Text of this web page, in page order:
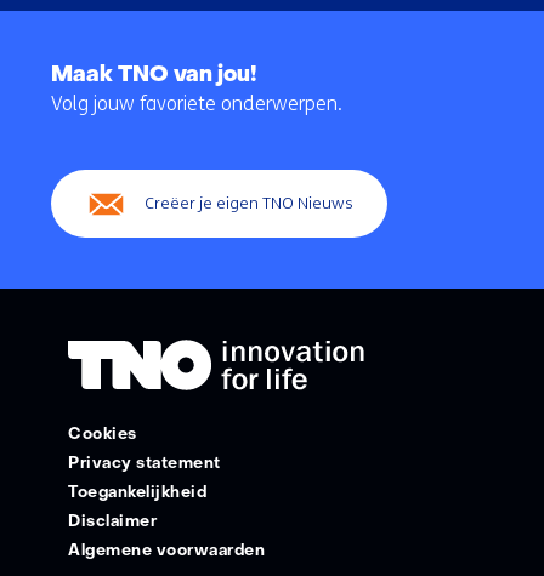
navigatie
Maak TNO van jou!
Volg jouw favoriete onderwerpen.
Creëer je eigen TNO Nieuws
Cookies
Privacy statement
Toegankelijkheid
Disclaimer
Algemene voorwaarden